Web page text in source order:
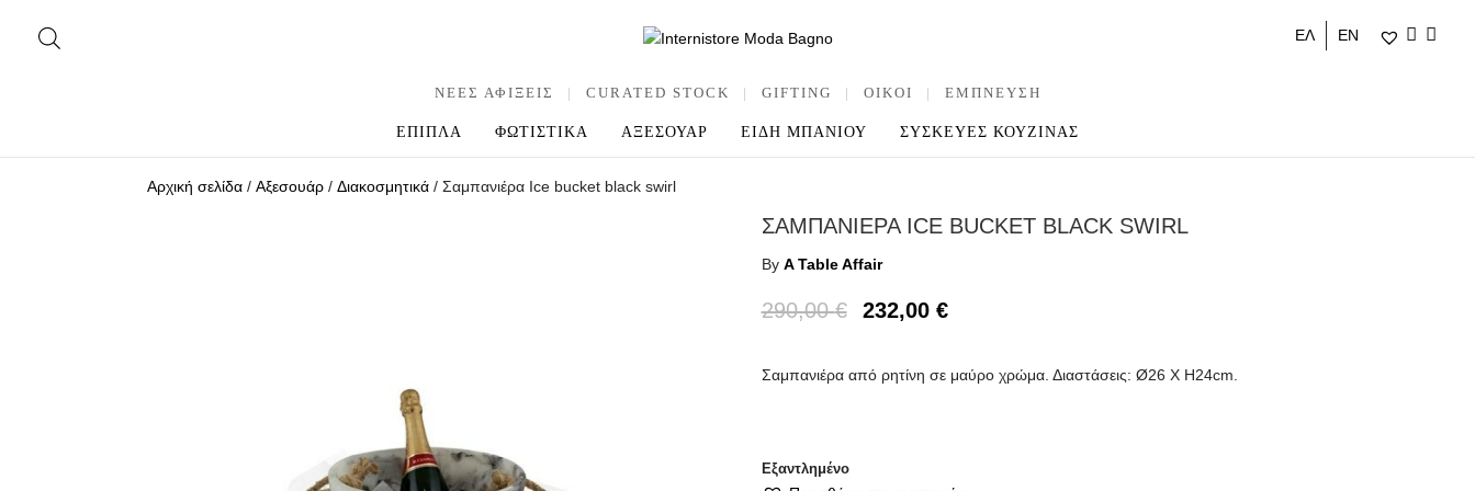
ΕΛ ΕΝ
ΝΕΕΣ ΑΦΙΞΕΙΣ | CURATED STOCK | GIFTING | OIKOI | ΕΜΠΝΕΥΣΗ
ΕΠΙΠΛΑ ΦΩΤΙΣΤΙΚΑ ΑΞΕΣΟΥΑΡ ΕΙΔΗ ΜΠΑΝΙΟΥ ΣΥΣΚΕΥΕΣ ΚΟΥΖΙΝΑΣ
Αρχική σελίδα /Αξεσουάρ /Διακοσμητικά / Σαμπανιέρα Ice bucket black swirl
ΣΑΜΠΑΝΙΕΡΑ ICE BUCKET BLACK SWIRL
By A Table Affair
290,00€ 232,00 €
Σαμπανιέρα από ρητίνη σε μαύρο χρώμα. Διαστάσεις: Ø26 Χ Η24cm.
Εξαντλημένο